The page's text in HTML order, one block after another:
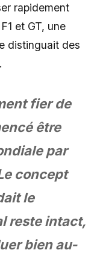
rapidement
et GT, une
distinguait des
fier de
être
par
concept
le
reste intact,
bien au-